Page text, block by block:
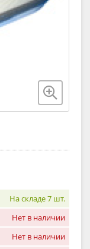
На складе 7 шт.
Нет в наличии
Нет в наличии